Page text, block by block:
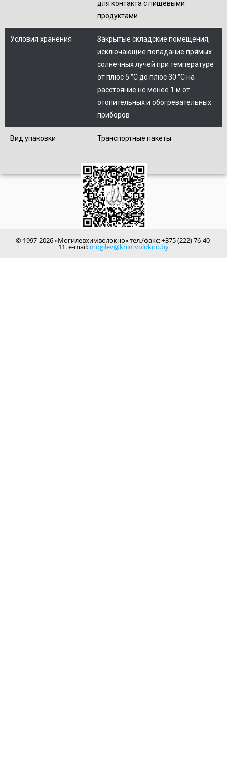
для контакта с пищевыми
продуктами
Условия хранения
Закрытые складские помещения,
исключающие попадание прямых
солнечных лучей при температуре
от плюс 5 °С до плюс 30 °С на
расстояние не менее 1 м от
отопительных и обогревательных
приборов
Вид упаковки Транспортные пакеты
© 1997-2026 «Могилевхимволокно» тел./факс: +375 (222) 76-40-
11. e-mail: mogilev@khimvolokno.by